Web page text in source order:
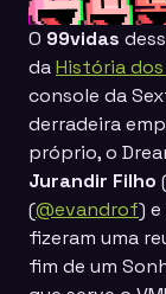
O 99vidas
daHistória
console da
derradeira
próprio, o
Jurandir Filho
(@evandrof) e
fizeram uma
fim de um